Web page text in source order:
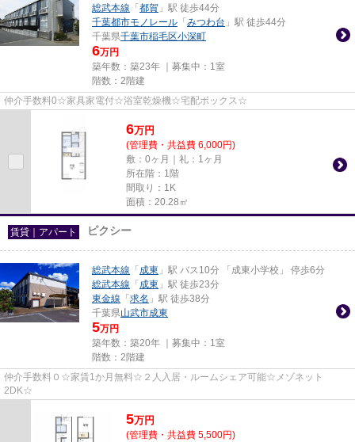
総武本線 「 都賀 」駅 徒歩44分
千葉都市モノレール 「 みつわ台 」駅 徒歩44分
千葉県千葉市稲毛区小深町
6万円
築年数：築23年 ｜募集中： 1室
階数：2階建
仲介手数料0☆家具家電付☆浴室乾燥機☆宅配ボックス☆
6万円
(管理費・共益費 6,000円)
敷：0ヶ月｜礼：1ヶ月
所在階：1階
間取り：1K
面積：20.28㎡
賃貸｜アパート ピクシー
総武本線 「 成東 」駅 バス10分 「成東小学校」 停歩6分
総武本線 「 成東 」駅 徒歩23分
東金線 「 求名 」駅 徒歩38分
千葉県山武市成東
5万円
築年数：築20年 ｜募集中： 1室
階数：2階建
仲介手数料０☆家賃1か月無料☆２人入居・ルームシェア可能☆メゾネット
2DK☆
5万円
(管理費・共益費 5,500円)